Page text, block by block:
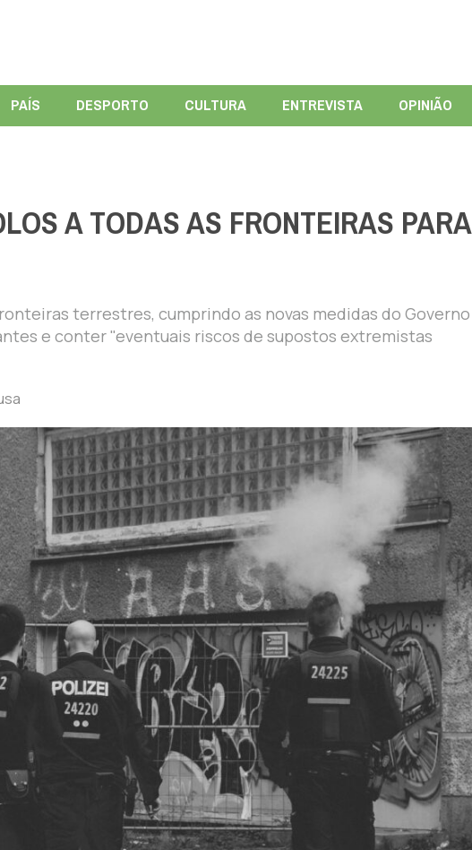
PAÍS DESPORTO CULTURA ENTREVISTA OPINIÃO
A TODAS AS FRONTEIRAS PARA
terrestres, cumprindo as novas medidas do Governo
e conter "eventuais riscos de supostos extremistas